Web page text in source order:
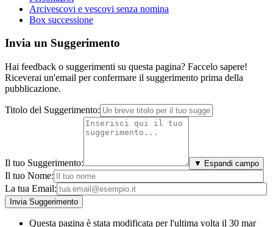
Arcivescovi e vescovi senza nomina
Box successione
Invia un Suggerimento
Hai feedback o suggerimenti su questa pagina? Faccelo sapere!
Riceverai un'email per confermare il suggerimento prima della
pubblicazione.
Titolo del Suggerimento:
Il tuo Suggerimento: ▼ Espandi campo
Il tuo Nome:
La tua Email:
Questa pagina è stata modificata per l'ultima volta il 30 mar